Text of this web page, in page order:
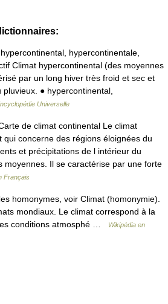
hypercontinentale,
Climat hypercontinental (des moyennes
par un long hiver très froid et sec et
● hypercontinental,
Universelle
de climat continental Le climat
qui concerne des régions éloignées du
et précipitations de l intérieur du
moyennes. Il se caractérise par une forte
Français
homonymes, voir Climat (homonymie).
mondiaux. Le climat correspond à la
conditions atmosphé …
Wikipédia en